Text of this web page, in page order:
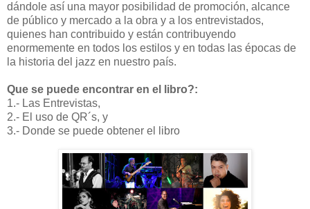
dándole así una mayor posibilidad de promoción, alcance
de público y mercado a la obra y a los entrevistados,
quienes han contribuido y están contribuyendo
enormemente en todos los estilos y en todas las épocas de
la historia del jazz en nuestro país.
Que se puede encontrar en el libro?:
1.- Las Entrevistas,
2.- El uso de QR´s, y
3.- Donde se puede obtener el libro